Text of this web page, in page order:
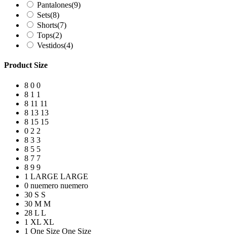
Pantalones(9)
Sets(8)
Shorts(7)
Tops(2)
Vestidos(4)
Product Size
8 0 0
8 1 1
8 11 11
8 13 13
8 15 15
0 2 2
8 3 3
8 5 5
8 7 7
8 9 9
1 LARGE LARGE
0 nuemero nuemero
30 S S
30 M M
28 L L
1 XL XL
1 One Size One Size